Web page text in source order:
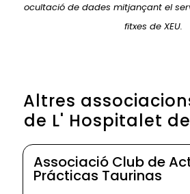
ocultació de dades mitjançant el
fitxes de XEU.
Altres
de L' Hospitalet
Associació Club de
Prácticas Taurinas